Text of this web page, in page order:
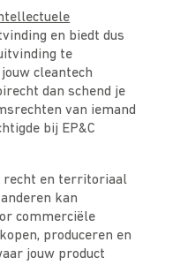
en biedt dus
te
cleantech
dan schend je
van iemand
bij EP&C
recht en territoriaal
kan
commerciële
produceren en
jouw product